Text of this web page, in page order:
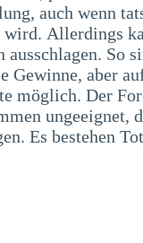
auch wenn
Allerdings
ausschlagen. So
Gewinne, aber
möglich. Der
ungeeignet,
Es bestehen